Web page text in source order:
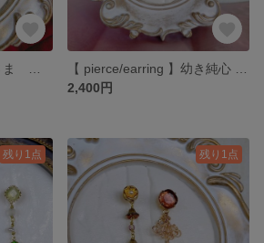
2,400円
残り1点 残り1点